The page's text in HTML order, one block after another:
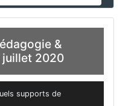
&
juillet 2020
supports de